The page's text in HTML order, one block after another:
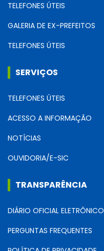
TELEFONES ÚTEIS
GALERIA DE EX-PREFEITOS
TELEFONES ÚTEIS
SERVIÇOS
TELEFONES ÚTEIS
ACESSO A INFORMAÇÃO
NOTÍCIAS
OUVIDORIA/E-SIC
TRANSPARÊNCIA
DIÁRIO OFICIAL ELETRÔNICO
PERGUNTAS FREQUENTES